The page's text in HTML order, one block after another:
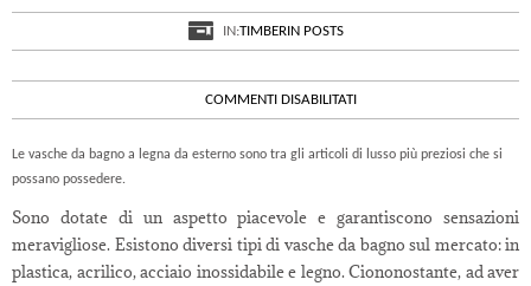
IN:TIMBERIN POSTS
COMMENTI DISABILITATISU
VASCHE
BAGNO
LEGNA
ESTERNO
Le vasche da bagno a legna da esterno sono tra gli articoli di lusso più preziosi che si
possano possedere.
Sono dotate di un aspetto piacevole e garantiscono sensazioni
meravigliose. Esistono diversi tipi di vasche da bagno sul mercato: in
plastica, acrilico, acciaio inossidabile e legno. Ciononostante, ad aver